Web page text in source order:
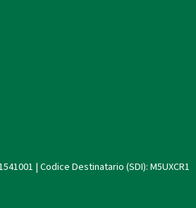
| Codice Destinatario (SDI): M5UXCR1